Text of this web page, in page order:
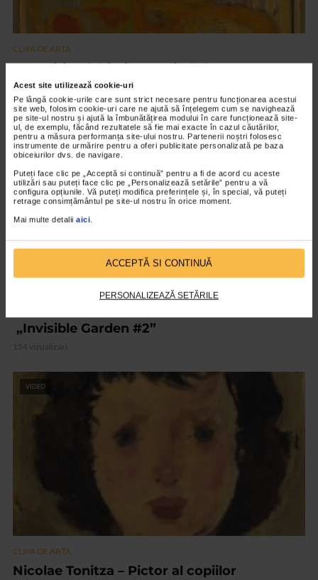
Acest site utilizează cookie-uri
Pe lângă cookie-urile care sunt strict necesare pentru funcționarea acestui
site web, folosim cookie-uri care ne ajută să înțelegem cum se navighează
pe site-ul nostru și ajută la îmbunătățirea modului în care funcționează site-
ul, de exemplu, făcând rezultatele să fie mai exacte în cazul căutărilor,
pentru a măsura performanța site-ului nostru. Partenerii noștri folosesc
instrumente de urmărire pentru a oferi publicitate personalizată pe baza
obiceiurilor dvs. de navigare.
Puteți face clic pe „Acceptă si continuă” pentru a fi de acord cu aceste
utilizări sau puteți face clic pe „Personalizează setările” pentru a vă
configura opțiunile. Vă puteți modifica preferințele și, în special, vă puteți
retrage consimțământul pe site-ul nostru în orice moment.
Mai multe detalii aici.
ACCEPTĂ SI CONTINUĂ
PERSONALIZEAZĂ SETĂRILE
CLIPA DE ARTA
Expoziția Alchimie – capitolul II
26 vizualizari
VIDEO
„Invisible Garden #2”
154 vizualizari
VIDEO
CLIPA DE ARTA
Nicolae Tonitza – Pictor al copiilor